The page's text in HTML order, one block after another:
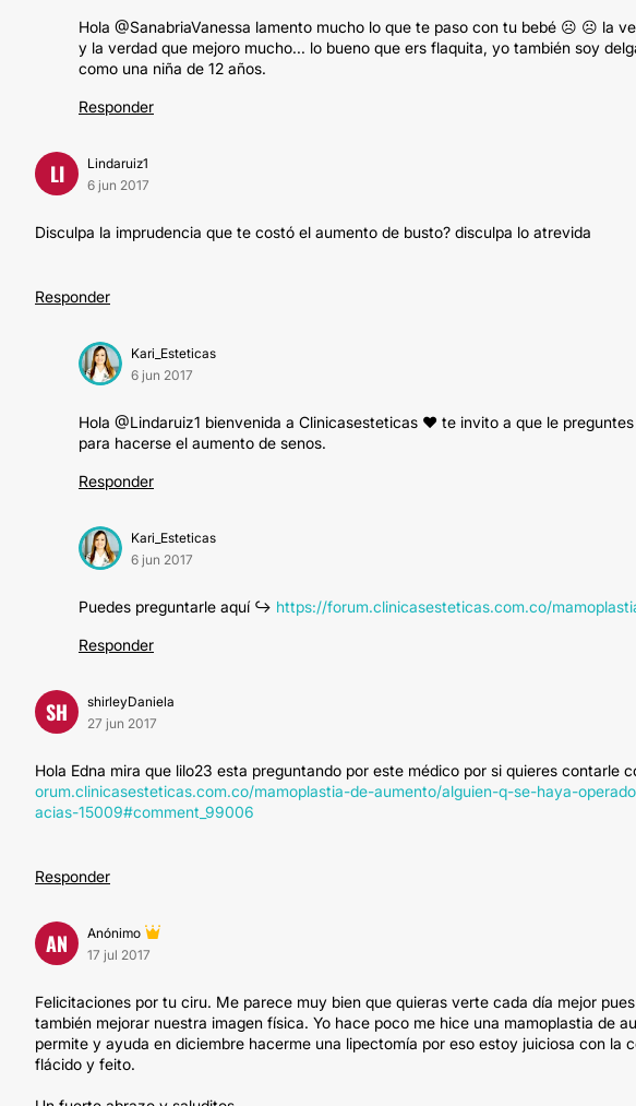
Hola @SanabriaVanessa lamento mucho lo que te paso con tu bebé ☹️ ☹️ la
y la verdad que mejoro mucho... lo bueno que ers flaquita, yo también soy
como una niña de 12 años.
Responder
LI
Lindaruiz1
6 jun 2017
Disculpa la imprudencia que te costó el aumento de busto? disculpa lo atrevida
Responder
Kari_Esteticas
6 jun 2017
Hola @Lindaruiz1 bienvenida a Clinicasesteticas ❤️ te invito a que le
para hacerse el aumento de senos.
Responder
Kari_Esteticas
6 jun 2017
Puedes preguntarle aquí ↪️ https://forum.clinicasesteticas.com.co/
Responder
SH
shirleyDaniela
27 jun 2017
Hola Edna mira que lilo23 esta preguntando por este médico por si quieres contarle
orum.clinicasesteticas.com.co/mamoplastia-de-aumento/alguien-q-se-haya-
acias-15009#comment_99006
Responder
AN
Anónimo
17 jul 2017
Felicitaciones por tu ciru. Me parece muy bien que quieras verte cada día mejor
también mejorar nuestra imagen física. Yo hace poco me hice una mamoplastia de
permite y ayuda en diciembre hacerme una lipectomía por eso estoy juiciosa con la
flácido y feito.